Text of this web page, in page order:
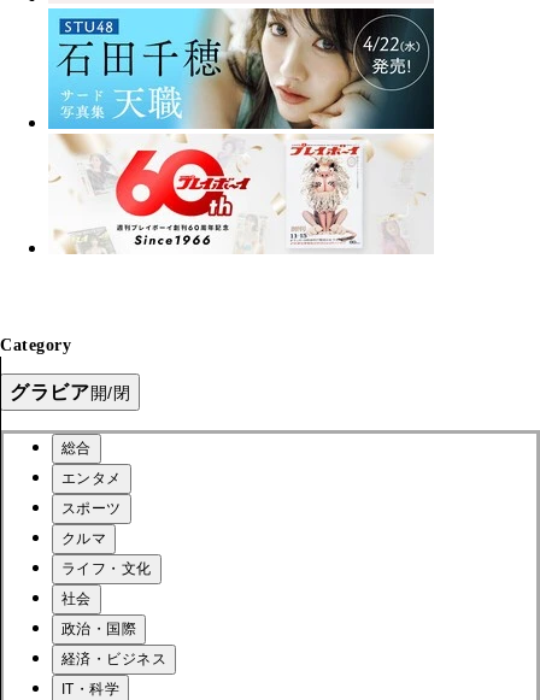
Category
グラビア開/閉
総合
エンタメ
スポーツ
クルマ
ライフ・文化
社会
政治・国際
経済・ビジネス
IT・科学